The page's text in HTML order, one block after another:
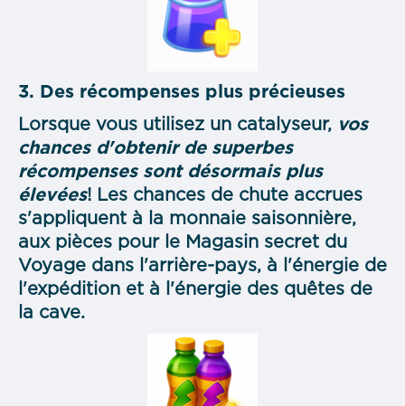
3. Des récompenses plus précieuses
Lorsque vous utilisez un catalyseur, vos
chances d'obtenir de superbes
récompenses sont désormais plus
élevées! Les chances de chute accrues
s'appliquent à la monnaie saisonnière,
aux pièces pour le Magasin secret du
Voyage dans l'arrière-pays, à l'énergie de
l'expédition et à l'énergie des quêtes de
la cave.